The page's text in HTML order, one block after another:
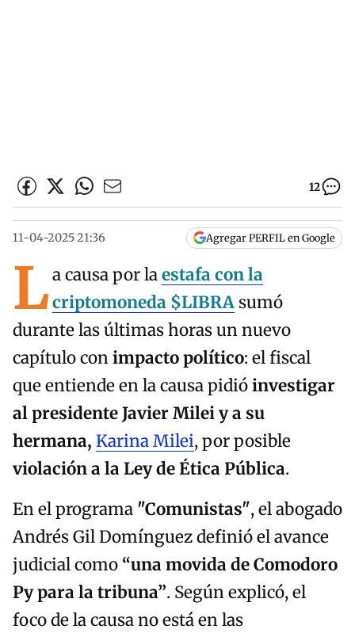
12
11-04-2025 21:36 Agregar PERFIL en Google
La causa por laestafa con la
criptomoneda $LIBRA sumó
durante las últimas horas un nuevo
capítulo conimpacto político: el fiscal
que entiende en la causa pidióinvestigar
al presidente Javier Milei y a su
hermana, Karina Milei, por posible
violación a la Ley de Ética Pública.
En el programa "Comunistas", el abogado
Andrés Gil Domínguez definió el avance
judicial como “una movida de Comodoro
Py para la tribuna”. Según explicó, el
foco de la causa no está en las